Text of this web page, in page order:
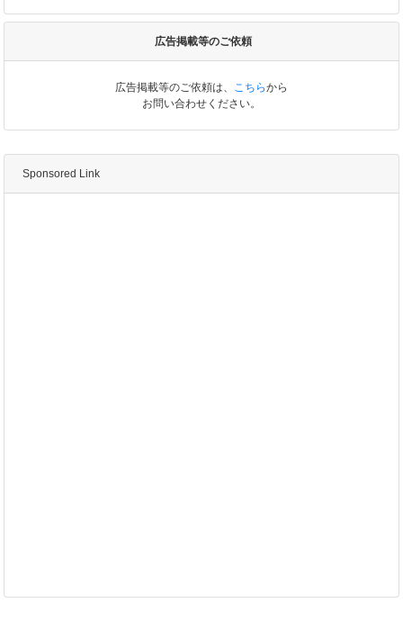
広告掲載等のご依頼
広告掲載等のご依頼は、 こちらから
お問い合わせください。
Sponsored Link